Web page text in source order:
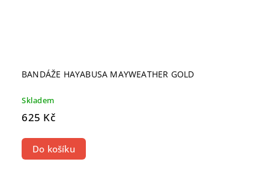
BANDÁŽE HAYABUSA MAYWEATHER GOLD
Skladem
625 Kč
Do košíku